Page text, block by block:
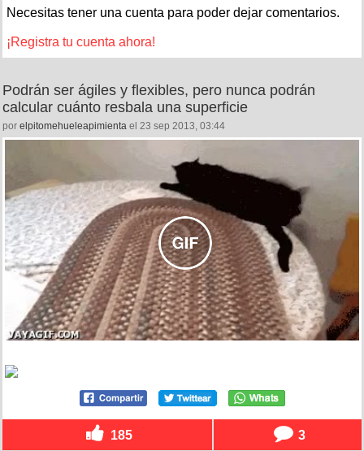
Necesitas tener una cuenta para poder dejar comentarios.
¡Registra tu cuenta ahora!
Podrán ser ágiles y flexibles, pero nunca podrán
calcular cuánto resbala una superficie
por elpitomehueleapimienta el 23 sep 2013, 03:44
185 3